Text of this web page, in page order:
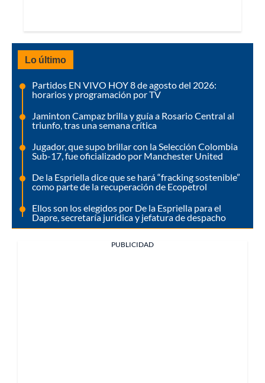
Lo último
Partidos EN VIVO HOY 8 de agosto del 2026:
horarios y programación por TV
Jaminton Campaz brilla y guía a Rosario Central al
triunfo, tras una semana crítica
Jugador, que supo brillar con la Selección Colombia
Sub-17, fue oficializado por Manchester United
De la Espriella dice que se hará “fracking sostenible”
como parte de la recuperación de Ecopetrol
Ellos son los elegidos por De la Espriella para el
Dapre, secretaría jurídica y jefatura de despacho
PUBLICIDAD